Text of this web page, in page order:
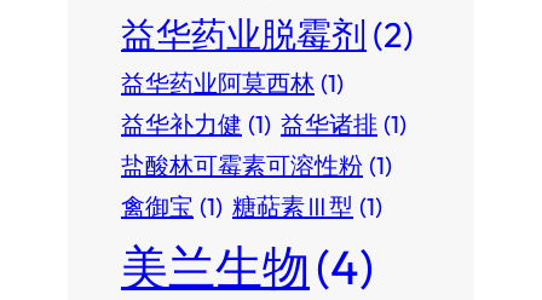
益华药业脱霉剂 (2)
益华药业阿莫西林 (1)
益华补力健 (1) 益华诸排 (1)
盐酸林可霉素可溶性粉 (1)
禽御宝 (1) 糖萜素Ⅲ型 (1)
美兰生物(4)